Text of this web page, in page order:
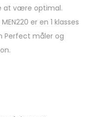
at være optimal.
er en 1 klasses
Perfect måler og